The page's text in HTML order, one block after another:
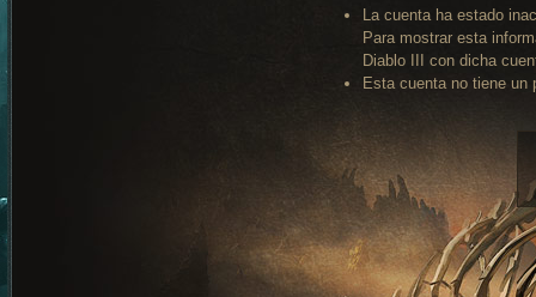
La cuenta ha estado
Para mostrar esta
Diablo III con dicha
Esta cuenta no tiene un